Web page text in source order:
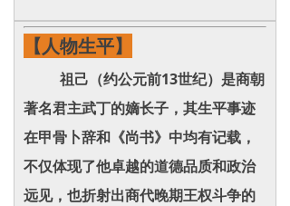
【人物生平】
祖己（约公元前13世纪）是商朝
著名君主武丁的嫡长子，其生平事迹
在甲骨卜辞和《尚书》中均有记载，
不仅体现了他卓越的道德品质和政治
远见，也折射出商代晚期王权斗争的